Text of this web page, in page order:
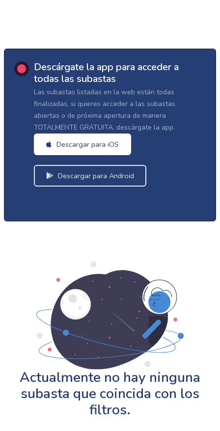
Descárgate la app para acceder a
todas las subastas
Las subastas listadas en la web están todas
finalizadas, si quieres acceder a las subastas
abiertas o de próxima apertura de manera
TOTALMENTE GRATUITA, descárgate la app.
Descargar para iOS
Descargar para Android
Actualmente no hay ninguna
subasta que coincida con los
filtros.